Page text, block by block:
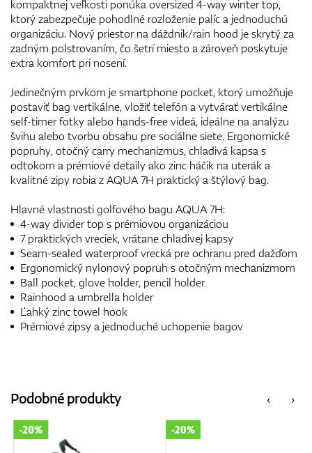
kompaktnej veľkosti ponúka oversized 4-way winter top,
ktorý zabezpečuje pohodlné rozloženie palíc a jednoduchú
organizáciu. Nový priestor na dáždnik/rain hood je skrytý za
zadným polstrovaním, čo šetrí miesto a zároveň poskytuje
extra komfort pri nosení.
Jedinečným prvkom je smartphone pocket, ktorý umožňuje
postaviť bag vertikálne, vložiť telefón a vytvárať vertikálne
self-timer fotky alebo hands-free videá, ideálne na analýzu
švihu alebo tvorbu obsahu pre sociálne siete. Ergonomické
popruhy, otočný carry mechanizmus, chladivá kapsa s
odtokom a prémiové detaily ako zinc háčik na uterák a
kvalitné zipy robia z AQUA 7H praktický a štýlový bag.
Hlavné vlastnosti golfového bagu AQUA 7H:
4-way divider top s prémiovou organizáciou
7 praktických vreciek, vrátane chladivej kapsy
Seam-sealed waterproof vrecká pre ochranu pred dažďom
Ergonomický nylonový popruh s otočným mechanizmom
Ball pocket, glove holder, pencil holder
Rainhood a umbrella holder
Ľahký zinc towel hook
Prémiové zipsy a jednoduché uchopenie bagov
‹
Podobné produkty ›
-20% -20%